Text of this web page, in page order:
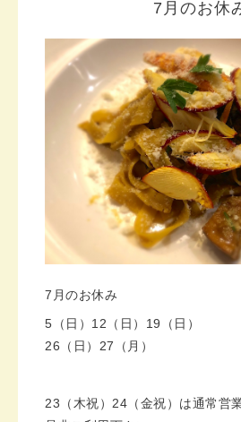
7月のお休
7月のお休み
5（日）12（日）19（日）
26（日）27（月）
23（木祝）24（金祝）は通常営